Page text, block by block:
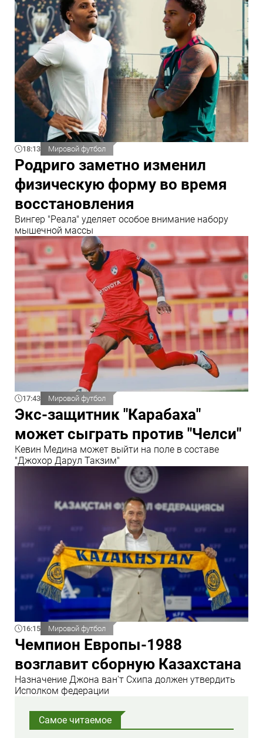
18:13 Мировой футбол
Родриго заметно изменил
физическую форму во время
восстановления
Вингер "Реала" уделяет особое внимание набору
мышечной массы
17:43 Мировой футбол
Экс-защитник "Карабаха"
может сыграть против "Челси"
Кевин Медина может выйти на поле в составе
"Джохор Дарул Такзим"
16:15 Мировой футбол
Чемпион Европы-1988
возглавит сборную Казахстана
Назначение Джона ван'т Схипа должен утвердить
Исполком федерации
Самое читаемое